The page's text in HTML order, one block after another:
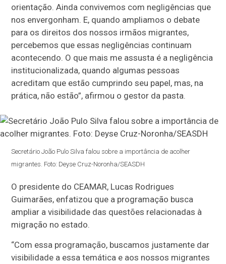
orientação. Ainda convivemos com negligências que
nos envergonham. E, quando ampliamos o debate
para os direitos dos nossos irmãos migrantes,
percebemos que essas negligências continuam
acontecendo. O que mais me assusta é a negligência
institucionalizada, quando algumas pessoas
acreditam que estão cumprindo seu papel, mas, na
prática, não estão”, afirmou o gestor da pasta.
Secretário João Pulo Silva falou sobre a importância de acolher
migrantes. Foto: Deyse Cruz-Noronha/SEASDH
O presidente do CEAMAR, Lucas Rodrigues
Guimarães, enfatizou que a programação busca
ampliar a visibilidade das questões relacionadas à
migração no estado.
“Com essa programação, buscamos justamente dar
visibilidade a essa temática e aos nossos migrantes